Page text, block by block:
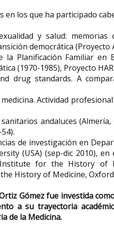
en los que ha participado
y salud:
democrática (Proyecto
la Planificación Familiar
(1970-1985), Proyecto
drug standards. A
Actividad
andaluces
de investigación en
(USA) (sep-dic 2010),
Institute for the History of
History of Medicine,
Gómez fue investida
a su trayectoria
de la Medicina.